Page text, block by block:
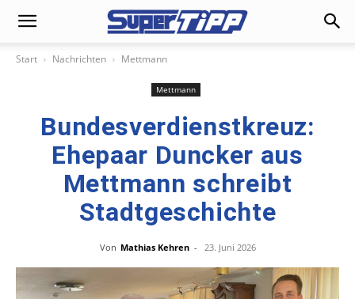
Start Nachrichten Mettmann
Mettmann
Bundesverdienstkreuz:
Ehepaar Duncker aus
Mettmann schreibt
Stadtgeschichte
Von Mathias Kehren - 23. Juni 2026